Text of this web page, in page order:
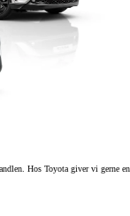
Hos Toyota giver vi gerne en